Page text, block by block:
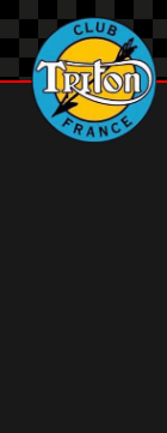
Aller
au
contenu